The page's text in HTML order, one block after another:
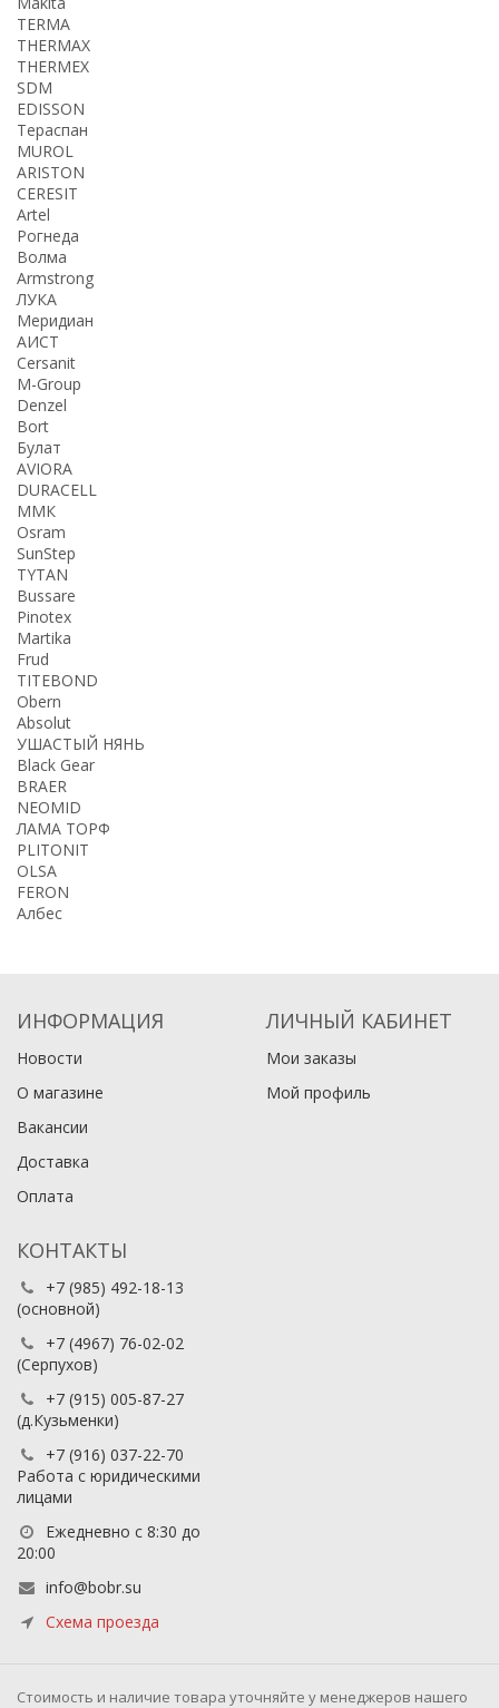
TERMA
THERMАX
THERMEX
SDM
EDISSON
Тераспан
MUROL
ARISTON
CERESIT
Artel
Рогнеда
Волма
Armstrong
ЛУКА
Меридиан
АИСТ
Cersanit
M-Group
Denzel
Bort
Булат
AVIORA
DURACELL
ММК
Osram
SunStep
TYTAN
Bussare
Pinotex
Martika
Frud
TITEBOND
Obern
Absolut
УШАСТЫЙ НЯНЬ
Black Gear
BRAER
NEOMID
ЛАМА ТОРФ
PLITONIT
OLSA
FERON
Албес
ИНФОРМАЦИЯ
Новости
О магазине
Вакансии
Доставка
Оплата
ЛИЧНЫЙ КАБИНЕТ
Мои заказы
Мой профиль
КОНТАКТЫ
+7 (985) 492-18-13
(основной)
+7 (4967) 76-02-02
(Серпухов)
+7 (915) 005-87-27
(д.Кузьменки)
+7 (916) 037-22-70
Работа с юридическими
лицами
Ежедневно с 8:30 до
20:00
info@bobr.su
Схема проезда
Cтоимость и наличие товара уточняйте у менеджеров нашего